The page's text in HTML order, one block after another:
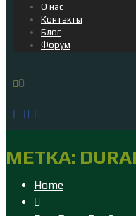
О нас
Контакты
Блог
Форум
0
МЕТКА:
Home